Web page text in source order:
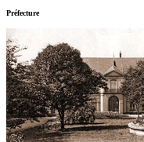
Préfecture